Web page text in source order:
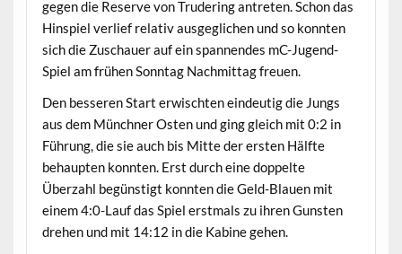
gegen die Reserve von Trudering antreten. Schon das
Hinspiel verlief relativ ausgeglichen und so konnten
sich die Zuschauer auf ein spannendes mC-Jugend-
Spiel am frühen Sonntag Nachmittag freuen.
Den besseren Start erwischten eindeutig die Jungs
aus dem Münchner Osten und ging gleich mit 0:2 in
Führung, die sie auch bis Mitte der ersten Hälfte
behaupten konnten. Erst durch eine doppelte
Überzahl begünstigt konnten die Geld-Blauen mit
einem 4:0-Lauf das Spiel erstmals zu ihren Gunsten
drehen und mit 14:12 in die Kabine gehen.